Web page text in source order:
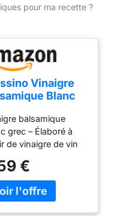
pour ma recette ?
Vinaigre
Blanc
balsamique
grec – Élaboré à
de vinaigre de vin
concentré, pour
délicate et
Goût équilibré –
€